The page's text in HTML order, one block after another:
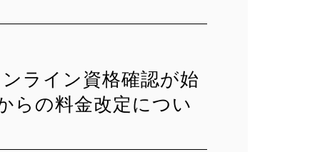
ライン資格確認が始
らの料金改定につい